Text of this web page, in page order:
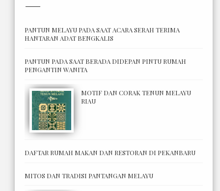
PANTUN MELAYU PADA SAAT ACARA SERAH TERIMA
HANTARAN ADAT BENGKALIS
PANTUN PADA SAAT BERADA DIDEPAN PINTU RUMAH
PENGANTIN WANITA
MOTIF DAN CORAK TENUN MELAYU
RIAU
DAFTAR RUMAH MAKAN DAN RESTORAN DI PEKANBARU
MITOS DAN TRADISI PANTANGAN MELAYU